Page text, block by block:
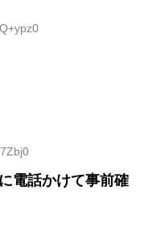
電話かけて事前確